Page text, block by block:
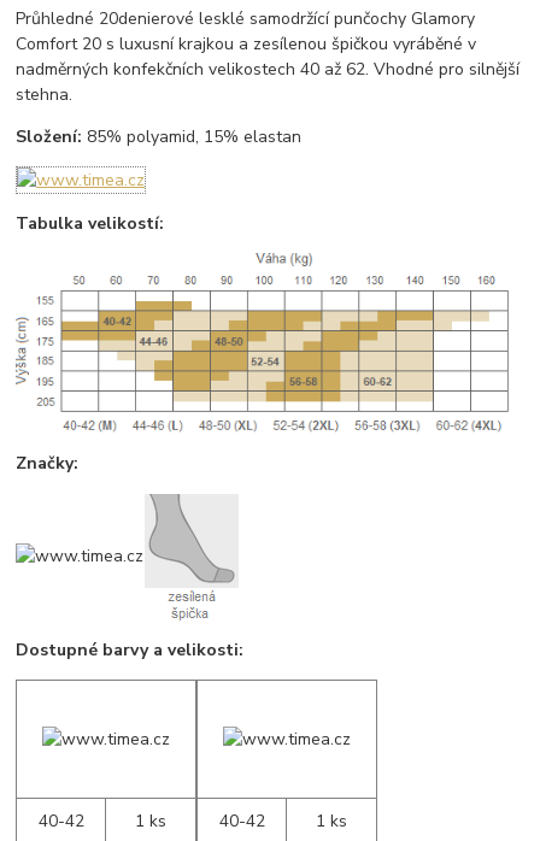
Průhledné 20denierové lesklé samodržící punčochy Glamory
Comfort 20 s luxusní krajkou a zesílenou špičkou vyráběné v
nadměrných konfekčních velikostech 40 až 62. Vhodné pro silnější
stehna.
Složení: 85% polyamid, 15% elastan
Tabulka velikostí:
Značky:
Dostupné barvy a velikosti:
40-42 1 ks 40-42 1 ks